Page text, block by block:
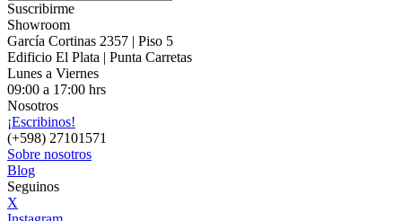
Suscribirme
Showroom
García Cortinas 2357 | Piso 5
Edificio El Plata | Punta Carretas
Lunes a Viernes
09:00 a 17:00 hrs
Nosotros
¡Escribinos!
(+598) 27101571
Sobre nosotros
Blog
Seguinos
X